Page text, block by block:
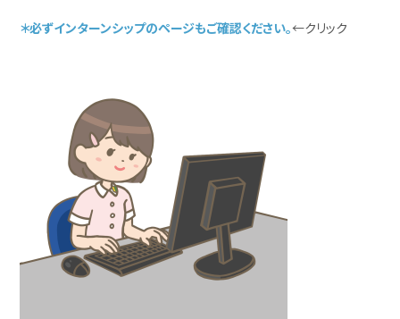
＊必ずインターンシップのページもご確認ください。←クリック